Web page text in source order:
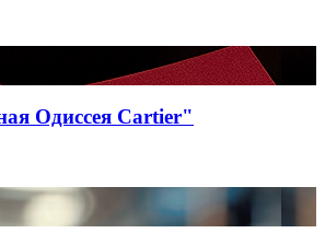
Одиссея Cartier"